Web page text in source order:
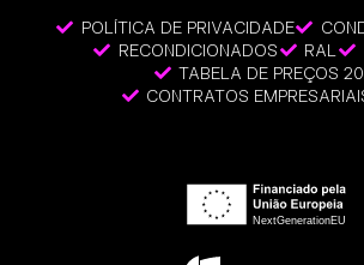
POLÍTICA DE PRIVACIDADE
RECONDICIONADOS
RAL
TABELA DE PREÇOS
CONTRATOS